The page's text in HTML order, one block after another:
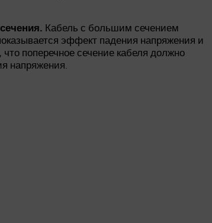
Кабель с большим сечением
эффект падения напряжения и
поперечное сечение кабеля должно
напряжения.